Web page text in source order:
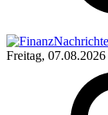
Freitag, 07.08.2026